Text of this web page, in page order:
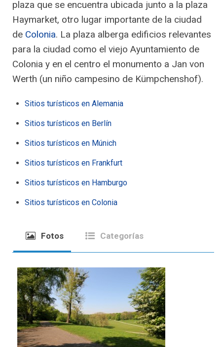
plaza que se encuentra ubicada junto a la plaza
Haymarket, otro lugar importante de la ciudad
de Colonia. La plaza alberga edificios relevantes
para la ciudad como el viejo Ayuntamiento de
Colonia y en el centro el monumento a Jan von
Werth (un niño campesino de Kümpchenshof).
Sitios turísticos en Alemania
Sitios turísticos en Berlín
Sitios turísticos en Múnich
Sitios turísticos en Frankfurt
Sitios turísticos en Hamburgo
Sitios turísticos en Colonia
Fotos Categorías